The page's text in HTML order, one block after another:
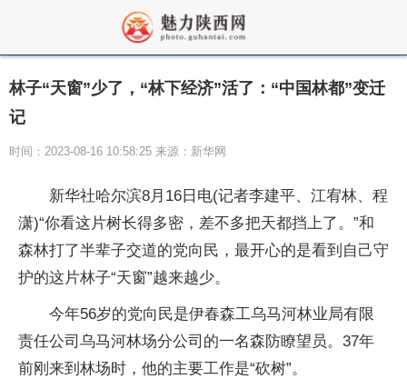
林子“天窗”少了，“林下经济”活了：“中国林都”变迁
记
时间：2023-08-16 10:58:25 来源：新华网
新华社哈尔滨8月16日电(记者李建平、江宥林、程
潇)“你看这片树长得多密，差不多把天都挡上了。”和
森林打了半辈子交道的党向民，最开心的是看到自己守
护的这片林子“天窗”越来越少。
今年56岁的党向民是伊春森工乌马河林业局有限
责任公司乌马河林场分公司的一名森防瞭望员。37年
前刚来到林场时，他的主要工作是“砍树”。